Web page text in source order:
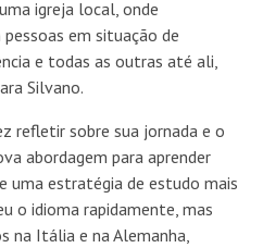
igreja local, onde
em situação de
e todas as outras até ali,
Silvano.
refletir sobre sua jornada e o
abordagem para aprender
uma estratégia de estudo mais
o idioma rapidamente, mas
na Itália e na Alemanha,